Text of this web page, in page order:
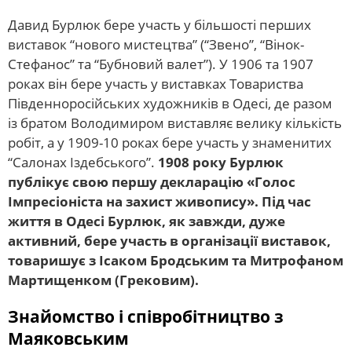
Давид Бурлюк бере участь у більшості перших
виставок “нового мистецтва” (“Звено”, “Вінок-
Стефанос” та “Бубновий валет”). У 1906 та 1907
роках він бере участь у виставках Товариства
Південноросійських художників в Одесі, де разом
із братом Володимиром виставляє велику кількість
робіт, а у 1909-10 роках бере участь у знаменитих
“Салонах Іздебського”. 1908 року Бурлюк
публікує свою першу декларацію «Голос
Імпресіоніста на захист живопису». Під час
життя в Одесі Бурлюк, як завжди, дуже
активний, бере участь в організації виставок,
товаришує з Ісаком Бродським та Митрофаном
Мартищенком (Грековим).
Знайомство і співробітництво з
Маяковським